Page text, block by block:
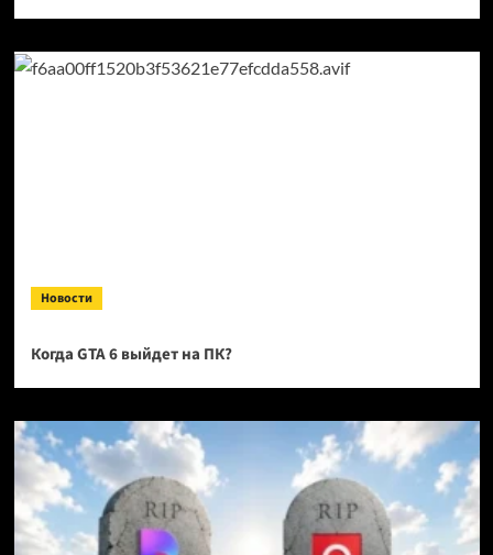
Новости
Когда GTA 6 выйдет на ПК?